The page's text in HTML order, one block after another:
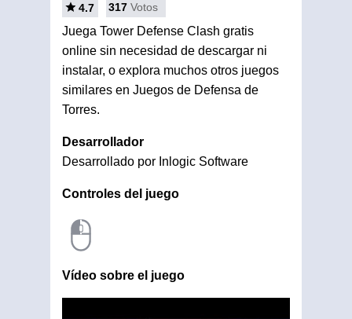
4.7 317 Votos
Juega Tower Defense Clash gratis
online sin necesidad de descargar ni
instalar, o explora muchos otros juegos
similares en Juegos de Defensa de
Torres.
Desarrollador
Desarrollado por Inlogic Software
Controles del juego
Vídeo sobre el juego